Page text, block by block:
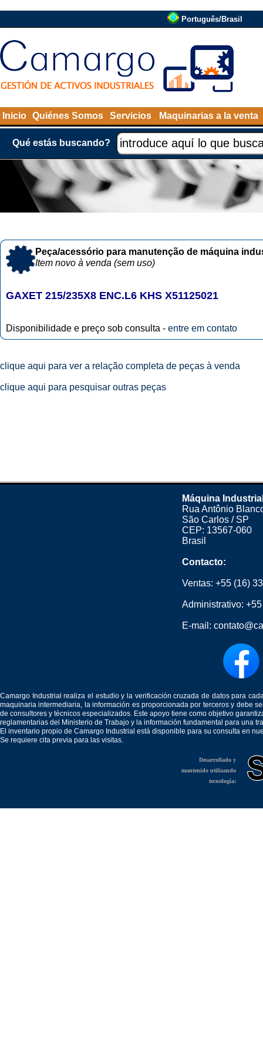
Português/Brasil
Inicio Quiénes Somos Servicios Maquinarias a la venta
Qué estás buscando?
Peça/acessório para manutenção de máquina
Item novo à venda (sem uso)
GAXET 215/235X8 ENC.L6 KHS X51125021
Disponibilidade e preço sob consulta - entre em contato
clique aqui para ver a relação completa de peças à venda
clique aqui para pesquisar outras peças
Máquina
Rua Antônio
São Carlos / SP
CEP: 13567-060
Brasil
Contacto:
Ventas: +55 (16)
Administrativo:
E-mail:
Camargo Industrial realiza el estudio y la verificación cruzada de datos para
maquinaria intermediaria, la información es proporcionada por terceros y debe
de consultores y técnicos especializados. Este apoyo tiene como objetivo
reglamentarias del Ministerio de Trabajo y la información fundamental para una
El inventario propio de Camargo Industrial está disponible para su consulta en
Se requiere cita previa para las visitas.
Desarrollado y
mantenido utilizando
tecnología: